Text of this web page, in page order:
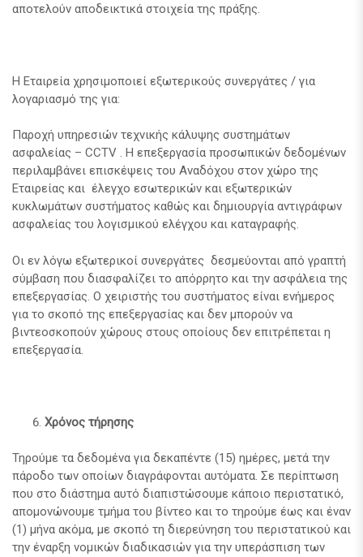
αποτελούν αποδεικτικά στοιχεία της πράξης.
Η Εταιρεία χρησιμοποιεί εξωτερικούς συνεργάτες / για
λογαριασμό της για:
Παροχή υπηρεσιών τεχνικής κάλυψης συστημάτων
ασφαλείας – CCTV . H επεξεργασία προσωπικών δεδομένων
περιλαμβάνει επισκέψεις του Αναδόχου στον χώρο της
Εταιρείας και έλεγχο εσωτερικών και εξωτερικών
κυκλωμάτων συστήματος καθώς και δημιουργία αντιγράφων
ασφαλείας του λογισμικού ελέγχου και καταγραφής.
Οι εν λόγω εξωτερικοί συνεργάτες δεσμεύονται από γραπτή
σύμβαση που διασφαλίζει το απόρρητο και την ασφάλεια της
επεξεργασίας. Ο χειριστής του συστήματος είναι ενήμερος
για το σκοπό της επεξεργασίας και δεν μπορούν να
βιντεοσκοπούν χώρους στους οποίους δεν επιτρέπεται η
επεξεργασία.
Χρόνος τήρησης
Τηρούμε τα δεδομένα για δεκαπέντε (15) ημέρες, μετά την
πάροδο των οποίων διαγράφονται αυτόματα. Σε περίπτωση
που στο διάστημα αυτό διαπιστώσουμε κάποιο περιστατικό,
απομονώνουμε τμήμα του βίντεο και το τηρούμε έως και έναν
(1) μήνα ακόμα, με σκοπό τη διερεύνηση του περιστατικού και
την έναρξη νομικών διαδικασιών για την υπεράσπιση των